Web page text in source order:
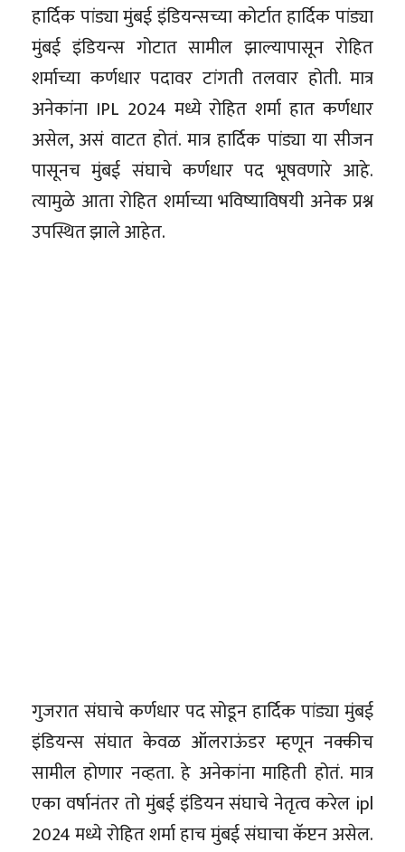
हार्दिक पांड्या मुंबई इंडियन्सच्या कोर्टात हार्दिक पांड्या
मुंबई इंडियन्स गोटात सामील झाल्यापासून रोहित
शर्माच्या कर्णधार पदावर टांगती तलवार होती. मात्र
अनेकांना IPL 2024 मध्ये रोहित शर्मा हात कर्णधार
असेल, असं वाटत होतं. मात्र हार्दिक पांड्या या सीजन
पासूनच मुंबई संघाचे कर्णधार पद भूषवणारे आहे.
त्यामुळे आता रोहित शर्माच्या भविष्याविषयी अनेक प्रश्न
उपस्थित झाले आहेत.
गुजरात संघाचे कर्णधार पद सोडून हार्दिक पांड्या मुंबई
इंडियन्स संघात केवळ ऑलराऊंडर म्हणून नक्कीच
सामील होणार नव्हता. हे अनेकांना माहिती होतं. मात्र
एका वर्षानंतर तो मुंबई इंडियन संघाचे नेतृत्व करेल ipl
2024 मध्ये रोहित शर्मा हाच मुंबई संघाचा कॅप्टन असेल.